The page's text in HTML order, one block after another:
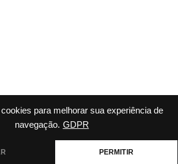
para melhorar sua experiência de
navegação. GDPR
PERMITIR